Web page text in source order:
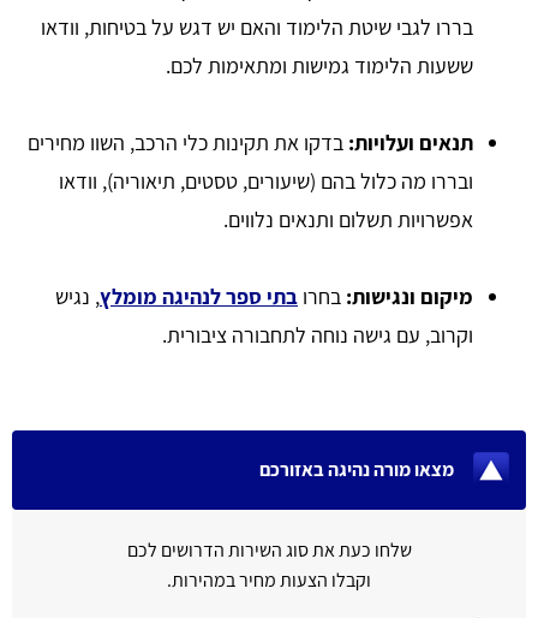
בררו לגבי שיטת הלימוד והאם יש דגש על בטיחות, וודאו
ששעות הלימוד גמישות ומתאימות לכם.
תנאים ועלויות: בדקו את תקינות כלי הרכב, השוו מחירים
ובררו מה כלול בהם (שיעורים, טסטים, תיאוריה), וודאו
אפשרויות תשלום ותנאים נלווים.
מיקום ונגישות: בחרו בתי ספר לנהיגה מומלץ, נגיש
וקרוב, עם גישה נוחה לתחבורה ציבורית.
מצאו מורה נהיגה באזורכם
שלחו כעת את סוג השירות הדרושים לכם
וקבלו הצעות מחיר במהירות.